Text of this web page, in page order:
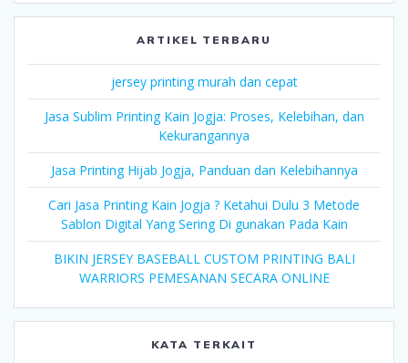
ARTIKEL TERBARU
jersey printing murah dan cepat
Jasa Sublim Printing Kain Jogja: Proses, Kelebihan, dan
Kekurangannya
Jasa Printing Hijab Jogja, Panduan dan Kelebihannya
Cari Jasa Printing Kain Jogja ? Ketahui Dulu 3 Metode
Sablon Digital Yang Sering Di gunakan Pada Kain
BIKIN JERSEY BASEBALL CUSTOM PRINTING BALI
WARRIORS PEMESANAN SECARA ONLINE
KATA TERKAIT